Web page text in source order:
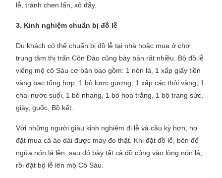
lễ, tránh chen lấn, xô đẩy.
3. Kinh nghiệm chuẩn bị đồ lễ
Du khách có thể chuẩn bị đồ lễ tại nhà hoặc mua ở chợ
trung tâm thị trấn Côn Đảo cũng bày bán rất nhiều. Bộ đồ lễ
viếng mộ cô Sáu cơ bản bao gồm: 1 nón lá, 1 xấp giấy tiền
vàng bạc tổng hợp, 1 bộ lược gương, 1 xấp các thỏi vàng, 1
chai nước suối, 1 bó nhang, 1 bó hoa trắng, 1 bộ trang sức,
giày, guốc, Bồ kết.
Với những người giàu kinh nghiệm đi lễ và cầu kỳ hơn, họ
đặt mua cả áo dài được may đo thật. Khi đặt đồ lễ, bên để
ngửa nón lá lên, sau đó bày tất cả đồ cúng vào lòng nón lá,
rồi đặt bộ lễ lên mộ Cô Sáu.